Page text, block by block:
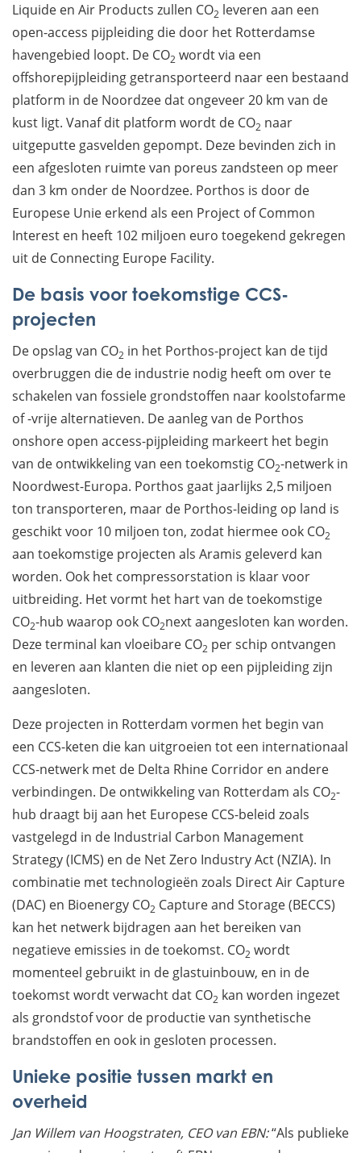
Liquide en Air Products zullen CO2 leveren aan een
open-access pijpleiding die door het Rotterdamse
havengebied loopt. De CO2 wordt via een
offshorepijpleiding getransporteerd naar een bestaand
platform in de Noordzee dat ongeveer 20 km van de
kust ligt. Vanaf dit platform wordt de CO2 naar
uitgeputte gasvelden gepompt. Deze bevinden zich in
een afgesloten ruimte van poreus zandsteen op meer
dan 3 km onder de Noordzee. Porthos is door de
Europese Unie erkend als een Project of Common
Interest en heeft 102 miljoen euro toegekend gekregen
uit de Connecting Europe Facility.
De basis voor toekomstige CCS-
projecten
De opslag van CO2 in het Porthos-project kan de tijd
overbruggen die de industrie nodig heeft om over te
schakelen van fossiele grondstoffen naar koolstofarme
of -vrije alternatieven. De aanleg van de Porthos
onshore open access-pijpleiding markeert het begin
van de ontwikkeling van een toekomstig CO2-netwerk in
Noordwest-Europa. Porthos gaat jaarlijks 2,5 miljoen
ton transporteren, maar de Porthos-leiding op land is
geschikt voor 10 miljoen ton, zodat hiermee ook CO2
aan toekomstige projecten als Aramis geleverd kan
worden. Ook het compressorstation is klaar voor
uitbreiding. Het vormt het hart van de toekomstige
CO2-hub waarop ook CO2next aangesloten kan worden.
Deze terminal kan vloeibare CO2 per schip ontvangen
en leveren aan klanten die niet op een pijpleiding zijn
aangesloten.
Deze projecten in Rotterdam vormen het begin van
een CCS-keten die kan uitgroeien tot een internationaal
CCS-netwerk met de Delta Rhine Corridor en andere
verbindingen. De ontwikkeling van Rotterdam als CO2-
hub draagt bij aan het Europese CCS-beleid zoals
vastgelegd in de Industrial Carbon Management
Strategy (ICMS) en de Net Zero Industry Act (NZIA). In
combinatie met technologieën zoals Direct Air Capture
(DAC) en Bioenergy CO2 Capture and Storage (BECCS)
kan het netwerk bijdragen aan het bereiken van
negatieve emissies in de toekomst. CO2 wordt
momenteel gebruikt in de glastuinbouw, en in de
toekomst wordt verwacht dat CO2 kan worden ingezet
als grondstof voor de productie van synthetische
brandstoffen en ook in gesloten processen.
Unieke positie tussen markt en
overheid
Jan Willem van Hoogstraten, CEO van EBN:“Als publieke